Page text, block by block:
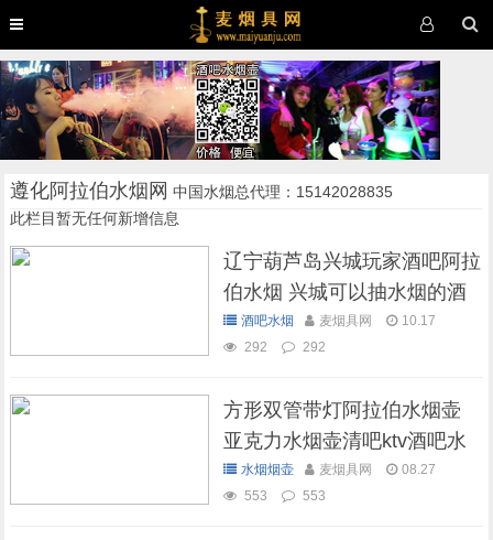
遵化阿拉伯水烟网 中国水烟总代理：15142028835
此栏目暂无任何新增信息
辽宁葫芦岛兴城玩家酒吧阿拉
伯水烟 兴城可以抽水烟的酒
吧酒吧水烟 麦烟具网
10.17
292
292
方形双管带灯阿拉伯水烟壶
亚克力水烟壶清吧ktv酒吧水
烟壶水烟烟壶 麦烟具网
08.27
553
553